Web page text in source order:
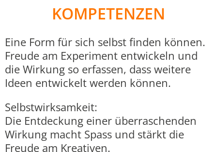
KOMPETENZEN
Eine Form für sich selbst finden können.
Freude am Experiment entwickeln und
die Wirkung so erfassen, dass weitere
Ideen entwickelt werden können.
Selbstwirksamkeit:
Die Entdeckung einer überraschenden
Wirkung macht Spass und stärkt die
Freude am Kreativen.